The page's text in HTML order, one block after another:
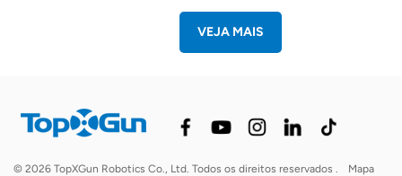
VEJA MAIS
© 2026 TopXGun Robotics Co., Ltd. Todos os direitos reservados .
Mapa